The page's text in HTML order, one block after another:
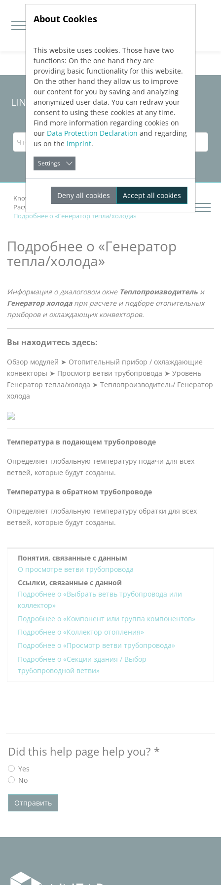
Jump directly to main navigation
Jump directly to content
LINEAR Solutions 23 для Revit
Knowledge Base Revit
Рассчитать компоненты
Расчет и подбор отопительных приборов
Подробнее о «Генератор тепла/холода»
Подробнее о «Генератор
тепла/холода»
Информация о диалоговом окне Теплопроизводитель и
Генератор холодапри расчете и подборе отопительных
приборов и охлаждающих конвекторов.
Вы находитесь здесь:
Обзор модулей ➤ Отопительный прибор / охлаждающие
конвекторы ➤ Просмотр ветви трубопровода ➤ Уровень
Генератор тепла/холода ➤ Теплопроизводитель/ Генератор
холода
Температура в подающем трубопроводе
Определяет глобальную температуру подачи для всех
ветвей, которые будут созданы.
Температура в обратном трубопроводе
Определяет глобальную температуру обратки для всех
ветвей, которые будут созданы.
Понятия, связанные с данным
О просмотре ветви трубопровода
Ссылки, связанные с данной
Подробнее о «Выбрать ветвь трубопровода или
коллектор»
Подробнее о «Компонент или группа компонентов»
Подробнее о «Коллектор отопления»
Подробнее о «Просмотр ветви трубопровода»
Подробнее о «Секции здания / Выбор
трубопроводной ветви»
Did this help page help you? *
Yes
No
Отправить
About Cookies
This website uses cookies. Those have two
functions: On the one hand they are
providing basic functionality for this website.
On the other hand they allow us to improve
our content for you by saving and analyzing
anonymized user data. You can redraw your
consent to using these cookies at any time.
Find more information regarding cookies on
our Data Protection Declaration and regarding
us on the Imprint.
Settings
Deny all cookies Accept all cookies